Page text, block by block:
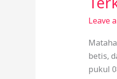
Leave
betis,
pukul
yang
Kian